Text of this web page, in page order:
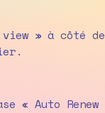
» à côté de
« Auto Renew